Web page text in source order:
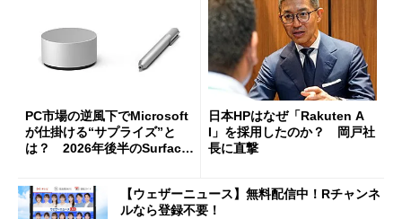
PC市場の逆風下でMicrosoft
が仕掛ける“サプライズ”と
は？ 2026年後半のSurface
日本HPはなぜ「Rakuten A
I」を採用したのか？ 岡戸社
長に直撃
【ウェザーニュース】無料配信中！Rチャンネ
ルなら登録不要！